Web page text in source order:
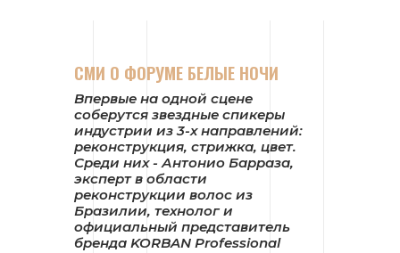
СМИ О ФОРУМЕ БЕЛЫЕ НОЧИ
Впервые на одной сцене
соберутся звездные спикеры
индустрии из 3-х направлений:
реконструкция, стрижка, цвет.
Среди них - Антонио Барраза,
эксперт в области
реконструкции волос из
Бразилии, технолог и
официальный представитель
бренда KORBAN Professional